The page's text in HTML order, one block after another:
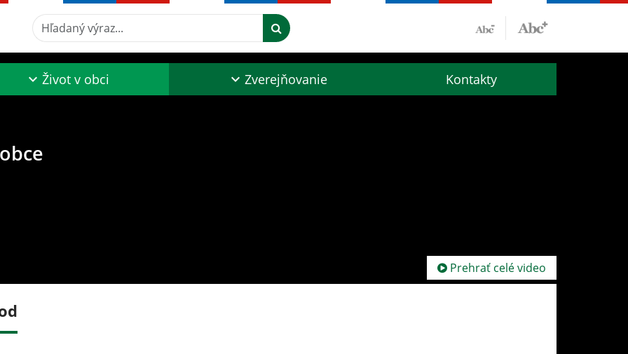
Hľadaný výraz...
Život v obci Zverejňovanie Kontakty
Prehrať celé video